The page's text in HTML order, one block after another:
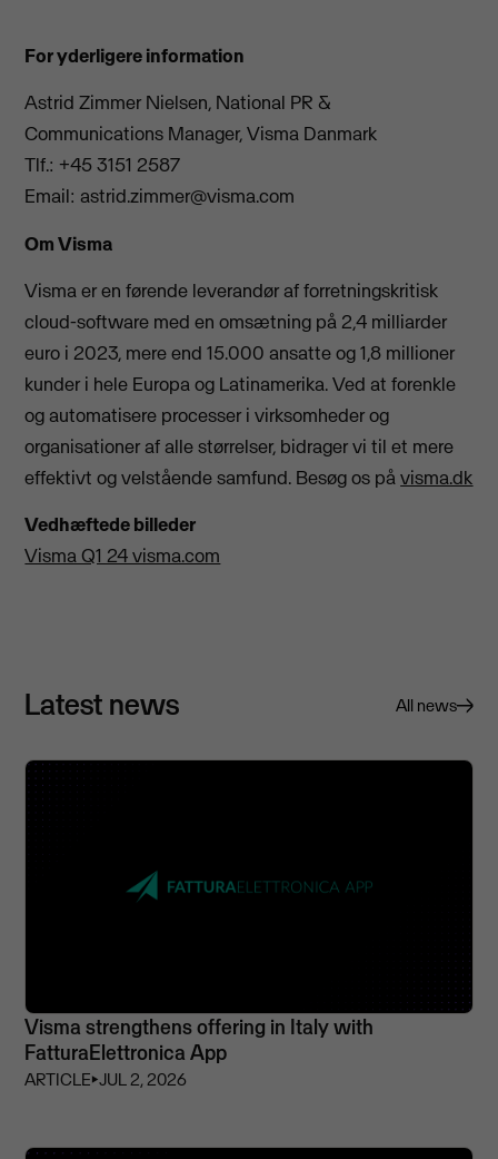
For yderligere information
Astrid Zimmer Nielsen, National PR &
Communications Manager, Visma Danmark
Tlf.: +45 3151 2587
Email:astrid.zimmer@visma.com
Om Visma
Visma er en førende leverandør af forretningskritisk
cloud-software med en omsætning på 2,4 milliarder
euro i 2023, mere end 15.000 ansatte og 1,8 millioner
kunder i hele Europa og Latinamerika. Ved at forenkle
og automatisere processer i virksomheder og
organisationer af alle størrelser, bidrager vi til et mere
effektivt og velstående samfund. Besøg os påvisma.dk
Vedhæftede billeder
Visma Q1 24 visma.com
Latest news All news
Visma strengthens offering in Italy with
FatturaElettronica App
ARTICLE⏵JUL 2, 2026